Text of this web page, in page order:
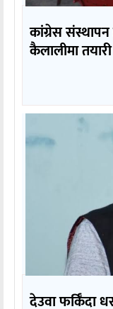
कांग्रेस संस्थापन
कैलालीमा तयारी
देउवा फर्किँदा